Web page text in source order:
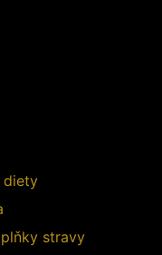
diety
stravy